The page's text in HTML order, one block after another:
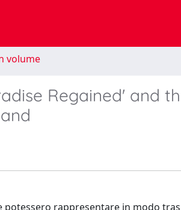
volume
Regained' and
potessero rappresentare in modo